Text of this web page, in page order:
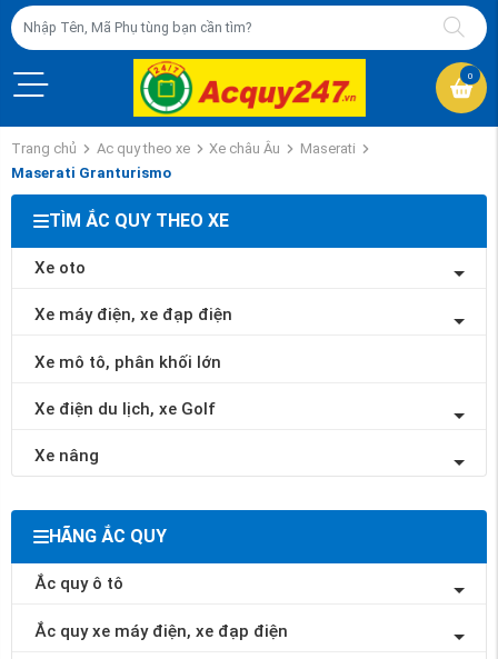
0
Trang chủ Ac quy theo xe Xe châu Âu
Maserati
Maserati Granturismo
TÌM ẮC QUY THEO XE
Xe oto
Xe máy điện, xe đạp điện
Xe mô tô, phân khối lớn
Xe điện du lịch, xe Golf
Xe nâng
HÃNG ẮC QUY
Ắc quy ô tô
Ắc quy xe máy điện, xe đạp điện